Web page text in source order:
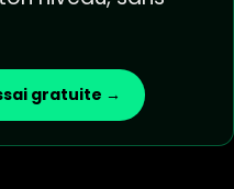
gratuite →